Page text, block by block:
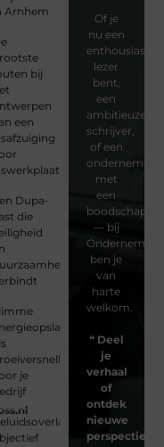
Arnhem
bij
een
Dupa-
die
je
Of je
nu een
enthousiaste
lezer
bent,
een
ambitieuze
schrijver,
of een
ondernemer
met
een
boodschap
— bij
ben je
van
harte
welkom.
❝ Deel
je
verhaal
of
ontdek
nieuwe